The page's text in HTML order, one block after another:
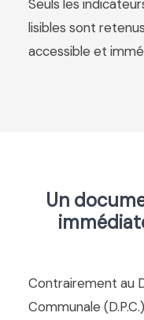
Seuls les
lisibles sont
accessible et
Un
Contrairement au
Communale